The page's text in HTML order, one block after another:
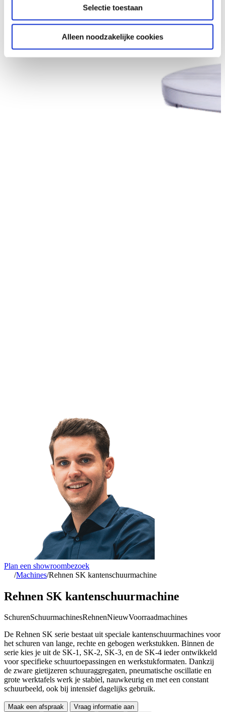
Selectie toestaan
Alleen noodzakelijke cookies
Plan een showroombezoek
/Machines/Rehnen SK kantenschuurmachine
Rehnen SK kantenschuurmachine
SchurenSchuurmachinesRehnenNieuwVoorraadmachines
De Rehnen SK serie bestaat uit speciale kantenschuurmachines voor
het schuren van lange, rechte en gebogen werkstukken. Binnen de
serie kies je uit de SK-1, SK-2, SK-3, en de SK-4 ieder ontwikkeld
voor specifieke schuurtoepassingen en werkstukformaten. Dankzij
de zware gietijzeren schuuraggregaten, pneumatische oscillatie en
grote werktafels werk je stabiel, nauwkeurig en met een constant
schuurbeeld, ook bij intensief dagelijks gebruik.
Maak een afspraak
Vraag informatie aan